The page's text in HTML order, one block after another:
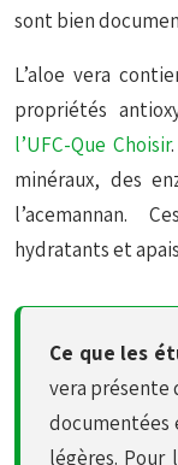
sont bien
L’aloe vera
propriétés
l’UFC-Que Choisir
minéraux, des
l’acemannan.
hydratants et
Ce que les
vera présente
documentées
légères.